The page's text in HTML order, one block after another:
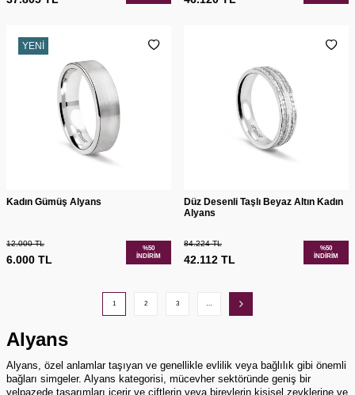
YENI
Kadın Gümüş Alyans
12.000TL
6.000 TL
%50
İNDIRIM
Düz Desenli Taşlı Beyaz Altın Kadın
Alyans
84.224TL
42.112 TL
%50
İNDIRIM
1 2 3 …
Alyans
Alyans, özel anlamlar taşıyan ve genellikle evlilik veya bağlılık gibi önemli
bağları simgeler. Alyans kategorisi, mücevher sektöründe geniş bir
yelpazede tasarımları içerir ve çiftlerin veya bireylerin kişisel zevklerine ve